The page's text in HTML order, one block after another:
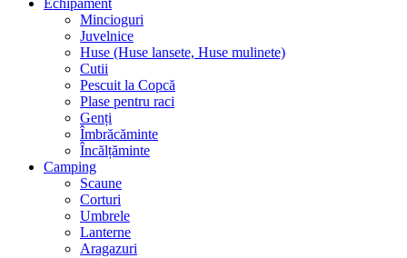
Mincioguri
Juvelnice
Huse (Huse lansete, Huse mulinete)
Cutii
Pescuit la Copcă
Plase pentru raci
Genți
Îmbrăcăminte
Încălțăminte
Camping
Scaune
Corturi
Umbrele
Lanterne
Aragazuri